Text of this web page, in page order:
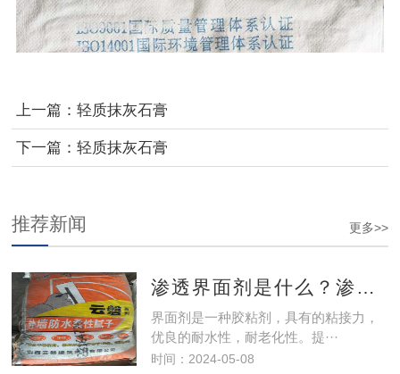
上一篇： 轻质抹灰石膏
下一篇： 轻质抹灰石膏
更多>>
推荐新闻
渗透界面剂是什么？渗透界面剂的优势
界面剂是一种胶粘剂，具有的粘接力，
优良的耐水性，耐老化性。提···
时间：2024-05-08